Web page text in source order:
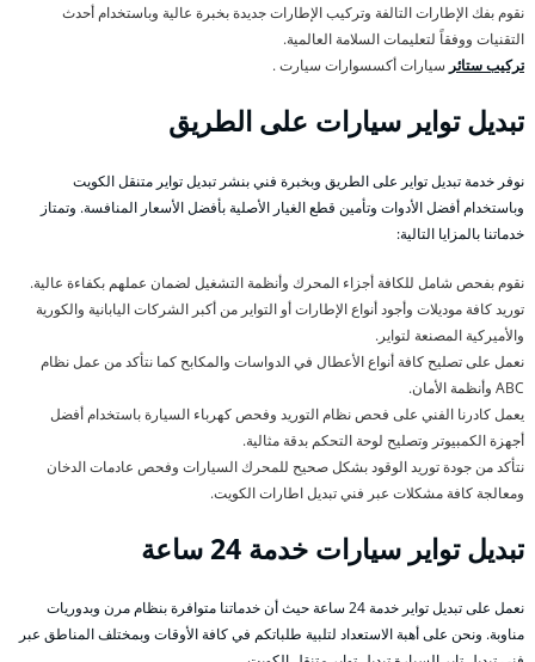
نقوم بفك الإطارات التالفة وتركيب الإطارات جديدة بخبرة عالية وباستخدام أحدث
التقنيات ووفقاً لتعليمات السلامة العالمية.
تركيب ستائر سيارات أكسسوارات سيارت .
تبديل تواير سيارات على الطريق
نوفر خدمة تبديل تواير على الطريق وبخبرة فني بنشر تبديل تواير متنقل الكويت
وباستخدام أفضل الأدوات وتأمين قطع الغيار الأصلية بأفضل الأسعار المنافسة. وتمتاز
خدماتنا بالمزايا التالية:
نقوم بفحص شامل للكافة أجزاء المحرك وأنظمة التشغيل لضمان عملهم بكفاءة عالية.
توريد كافة موديلات وأجود أنواع الإطارات أو التواير من أكبر الشركات اليابانية والكورية
والأميركية المصنعة لتواير.
نعمل على تصليح كافة أنواع الأعطال في الدواسات والمكابح كما نتأكد من عمل نظام
ABC وأنظمة الأمان.
يعمل كادرنا الفني على فحص نظام التوريد وفحص كهرباء السيارة باستخدام أفضل
أجهزة الكمبيوتر وتصليح لوحة التحكم بدقة مثالية.
نتأكد من جودة توريد الوقود بشكل صحيح للمحرك السيارات وفحص عادمات الدخان
ومعالجة كافة مشكلات عبر فني تبديل اطارات الكويت.
تبديل تواير سيارات خدمة 24 ساعة
نعمل على تبديل تواير خدمة 24 ساعة حيث أن خدماتنا متوافرة بنظام مرن وبدوريات
مناوبة. ونحن على أهبة الاستعداد لتلبية طلباتكم في كافة الأوقات وبمختلف المناطق عبر